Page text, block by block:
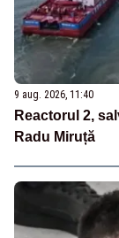
9 aug. 2026, 11:40
Reactorul 2,
Radu Miruță